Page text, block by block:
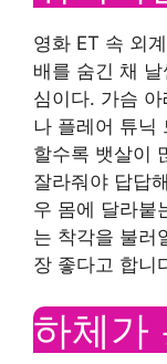
영화 ET 속 외
배를 숨긴 채
심이다. 가슴
나 플레어 튜닉
할수록 뱃살이
잘라줘야 답답
우 몸에 달라붙
는 착각을 불러
장 좋다고 합니
하체가